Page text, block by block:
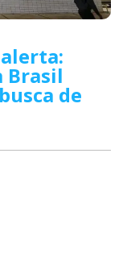
Brasil
de